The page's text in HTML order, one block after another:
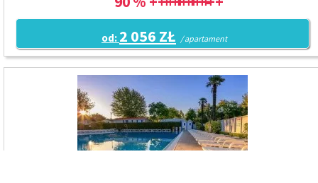
od: 2 056 ZŁ / apartament